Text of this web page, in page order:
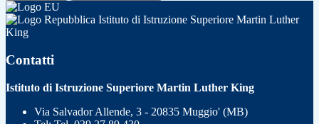
Istituto di Istruzione Superiore Martin Luther
King
Contatti
Istituto di Istruzione Superiore Martin Luther King
Via Salvador Allende, 3 - 20835 Muggio' (MB)